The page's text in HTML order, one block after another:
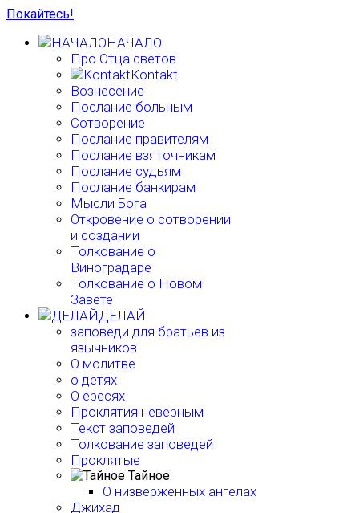
Покайтесь!
НАЧАЛО
Про Отца светов
Kontakt
Вознесение
Послание больным
Сотворение
Послание правителям
Послание взяточникам
Послание судьям
Послание банкирам
Мысли Бога
Откровение о сотворении
и создании
Толкование о
Виноградаре
Толкование о Новом
Завете
ДЕЛАЙ
заповеди для братьев из
язычников
О молитве
о детях
О ересях
Проклятия неверным
Текст заповедей
Толкование заповедей
Проклятые
Тайное
О низверженных ангелах
Джихад